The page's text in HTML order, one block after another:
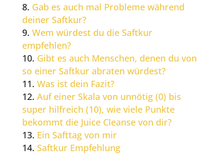
Gab es auch mal Probleme während
deiner Saftkur?
Wem würdest du die Saftkur
empfehlen?
Gibt es auch Menschen, denen du von
so einer Saftkur abraten würdest?
Was ist dein Fazit?
Auf einer Skala von unnötig (0) bis
super hilfreich (10), wie viele Punkte
bekommt die Juice Cleanse von dir?
Ein Safttag von mir
Saftkur Empfehlung